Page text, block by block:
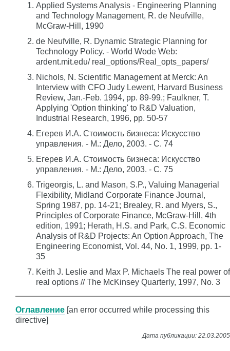
Applied Systems Analysis - Engineering Planning
and Technology Management, R. de Neufville,
McGraw-Hill, 1990
de Neufville, R. Dynamic Strategic Planning for
Technology Policy. - World Wode Web:
ardent.mit.edu/ real_options/Real_opts_papers/
Nichols, N. Scientific Management at Merck: An
Interview with CFO Judy Lewent, Harvard Business
Review, Jan.-Feb. 1994, pp. 89-99.; Faulkner, T.
Applying 'Option thinking' to R&D Valuation,
Industrial Research, 1996, pp. 50-57
Егерев И.А. Стоимость бизнеса: Искусство
управления. - М.: Дело, 2003. - С. 74
Егерев И.А. Стоимость бизнеса: Искусство
управления. - М.: Дело, 2003. - С. 75
Trigeorgis, L. and Mason, S.P., Valuing Managerial
Flexibility, Midland Corporate Finance Journal,
Spring 1987, pp. 14-21; Brealey, R. and Myers, S.,
Principles of Corporate Finance, McGraw-Hill, 4th
edition, 1991; Herath, H.S. and Park, C.S. Economic
Analysis of R&D Projects: An Option Approach, The
Engineering Economist, Vol. 44, No. 1, 1999, pp. 1-
35
Keith J. Leslie and Max P. Michaels The real power of
real options // The McKinsey Quarterly, 1997, No. 3
Оглавление [an error occurred while processing this
directive]